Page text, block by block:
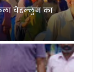
चेहल्लुम का